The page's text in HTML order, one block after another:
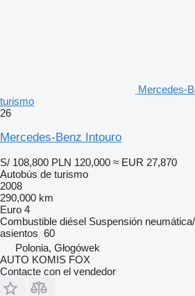
Mercedes-
turismo
26
Mercedes-Benz Intouro
S/ 108,800 PLN 120,000 ≈ EUR 27,870
Autobús de turismo
2008
290,000 km
Euro 4
Combustible diésel Suspensión
asientos 60
Polonia, Głogówek
AUTO KOMIS FOX
Contacte con el vendedor